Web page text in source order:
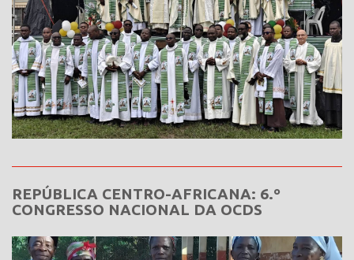
REPÚBLICA CENTRO-AFRICANA: 6.º
CONGRESSO NACIONAL DA OCDS